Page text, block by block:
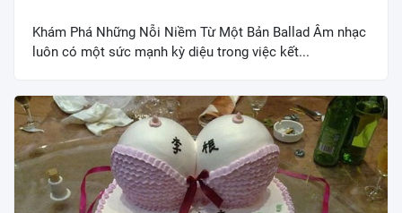
Khám Phá Những Nỗi Niềm Từ Một Bản Ballad Âm nhạc
luôn có một sức mạnh kỳ diệu trong việc kết...